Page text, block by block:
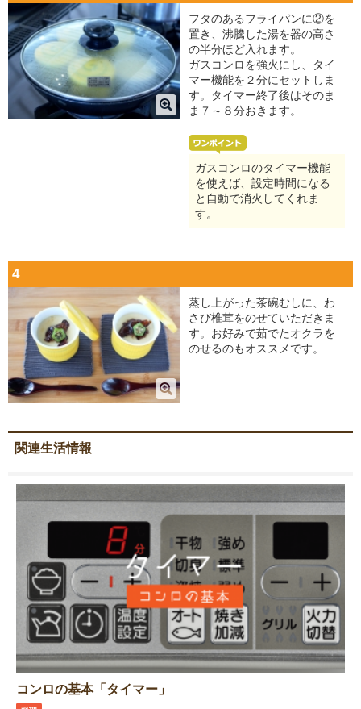
フタのあるフライパンに②を
置き、沸騰した湯を器の高さ
の半分ほど入れます。
ガスコンロを強火にし、タイ
マー機能を２分にセットしま
す。タイマー終了後はそのま
ま７～８分おきます。
ガスコンロのタイマー機能
を使えば、設定時間になる
と自動で消火してくれま
す。
4
蒸し上がった茶碗むしに、わ
さび椎茸をのせていただきま
す。お好みで茹でたオクラを
のせるのもオススメです。
関連生活情報
コンロの基本「タイマー」